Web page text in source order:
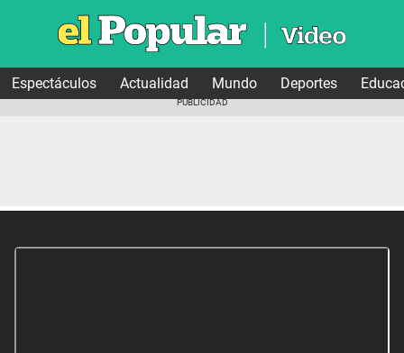
Espectáculos Actualidad Mundo Deportes